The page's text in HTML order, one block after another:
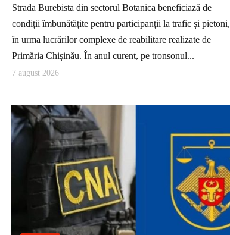
Strada Burebista din sectorul Botanica beneficiază de
condiții îmbunătățite pentru participanții la trafic și pietoni,
în urma lucrărilor complexe de reabilitare realizate de
Primăria Chișinău. În anul curent, pe tronsonul...
7 august 2026